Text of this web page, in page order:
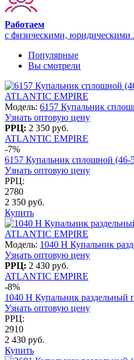
Работаем
с физическими,
Популярные
Вы смотрели
ATLANTIC EMPIRE
Модель: 6157 Купальник
Узнать оптовую цену
РРЦ: 2 350 руб.
ATLANTIC EMPIRE
-7%
6157 Купальник сплошной (46-
Узнать оптовую цену
РРЦ:
2780
2 350 руб.
Купить
ATLANTIC EMPIRE
Модель: 1040 H Купальник
Узнать оптовую цену
РРЦ: 2 430 руб.
ATLANTIC EMPIRE
-8%
1040 H Купальник раздельный
Узнать оптовую цену
РРЦ:
2910
2 430 руб.
Купить